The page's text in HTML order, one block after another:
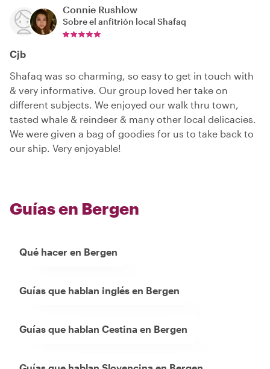
Connie Rushlow
Sobre el anfitrión local Shafaq
Cjb
Shafaq was so charming, so easy to get in touch with
& very informative. Our group loved her take on
different subjects. We enjoyed our walk thru town,
tasted whale & reindeer & many other local delicacies.
We were given a bag of goodies for us to take back to
our ship. Very enjoyable!
Guías en Bergen
Qué hacer en Bergen
Guías que hablan inglés en Bergen
Guías que hablan Cestina en Bergen